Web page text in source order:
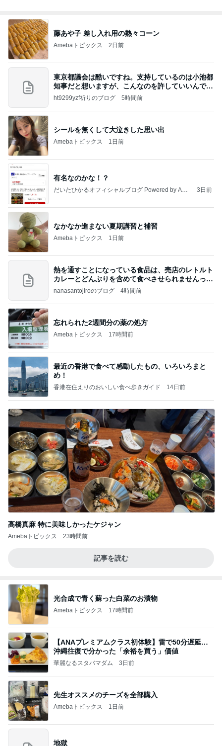
藤あや子 差し入れ用の熱々コーン
Amebaトピックス 2日前
東京都議会は酷いですね。支持しているのは小池都
知事だと想いますが、こんなのを許していいんです
か？
ht9299yzf祈りのブログ 5時間前
シールを無くして大泣きした思い出
Amebaトピックス 1日前
有名なのかな！？
だいたひかるオフィシャルブログ Powered by Ame
3日前
なかなか進まない夏期講習と補習
Amebaトピックス 1日前
熱を通すことになっている食品は、売店のレトルト
カレーとどんぶりを含めて食べさせられませんっ
て、男
nanasantojiroのブログ 4時間前
忘れられた2週間分の薬の処方
Amebaトピックス 17時間前
最近の香港で食べて感動したもの、いろいろまと
め！
香港在住えりのおいしい食べ歩きガイド 14日前
高橋真麻 特に美味しかったケジャン
Amebaトピックス 23時間前
記事を読む
光合成で青く蘇った白菜のお漬物
Amebaトピックス 17時間前
【ANAプレミアムクラス初体験】雷で50分遅延…
沖縄往復で分かった「余裕を買う」価値
華麗なるスタバマダム 3日前
先生オススメのチーズを全部購入
Amebaトピックス 1日前
地獄